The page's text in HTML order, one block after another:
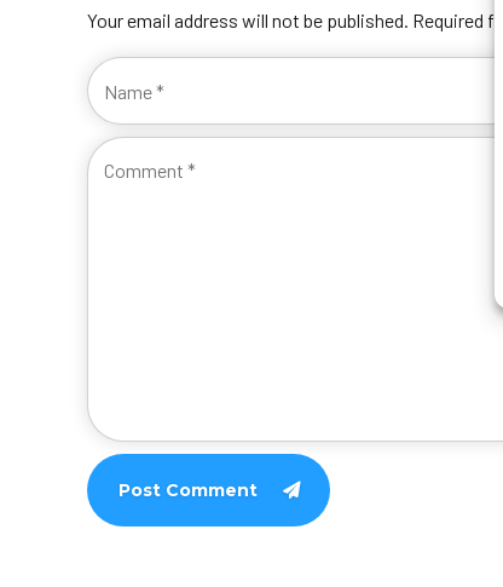
Your email address will not be published. Required
Post Comment